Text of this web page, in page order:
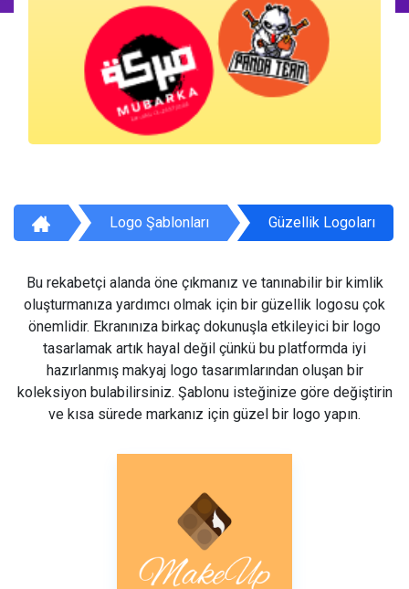
Logo Şablonları Güzellik Logoları
Bu rekabetçi alanda öne çıkmanız ve tanınabilir bir kimlik
oluşturmanıza yardımcı olmak için bir güzellik logosu çok
önemlidir. Ekranınıza birkaç dokunuşla etkileyici bir logo
tasarlamak artık hayal değil çünkü bu platformda iyi
hazırlanmış makyaj logo tasarımlarından oluşan bir
koleksiyon bulabilirsiniz. Şablonu isteğinize göre değiştirin
ve kısa sürede markanız için güzel bir logo yapın.